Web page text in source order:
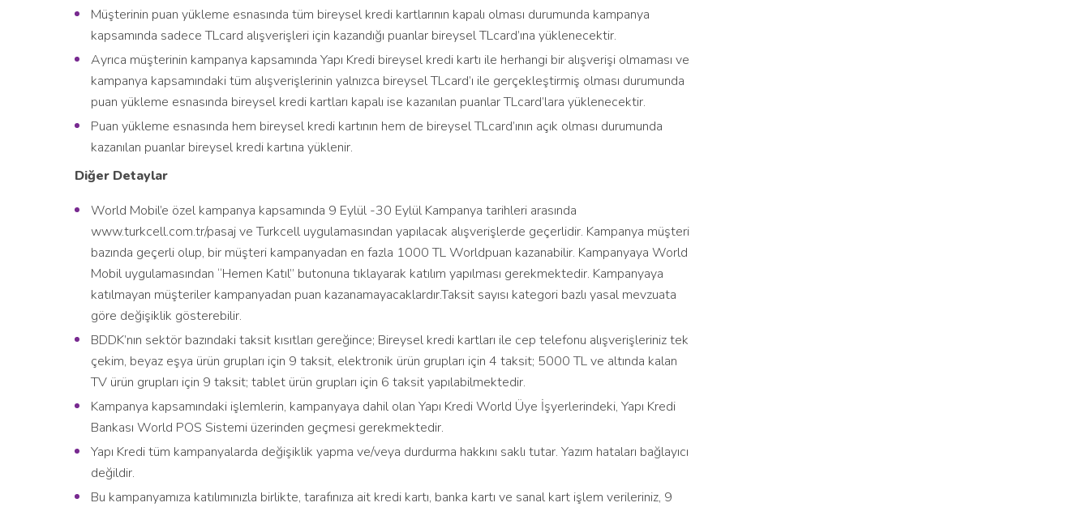
Müşterinin puan yükleme esnasında tüm bireysel kredi kartlarının kapalı olması durumunda kampanya
kapsamında sadece TLcard alışverişleri için kazandığı puanlar bireysel TLcard’ına yüklenecektir.
Ayrıca müşterinin kampanya kapsamında Yapı Kredi bireysel kredi kartı ile herhangi bir alışverişi olmaması ve
kampanya kapsamındaki tüm alışverişlerinin yalnızca bireysel TLcard’ı ile gerçekleştirmiş olması durumunda
puan yükleme esnasında bireysel kredi kartları kapalı ise kazanılan puanlar TLcard’lara yüklenecektir.
Puan yükleme esnasında hem bireysel kredi kartının hem de bireysel TLcard’ının açık olması durumunda
kazanılan puanlar bireysel kredi kartına yüklenir.
Diğer Detaylar
World Mobil’e özel kampanya kapsamında 9 Eylül -30 Eylül Kampanya tarihleri arasında
www.turkcell.com.tr/pasaj ve Turkcell uygulamasından yapılacak alışverişlerde geçerlidir. Kampanya müşteri
bazında geçerli olup, bir müşteri kampanyadan en fazla 1000 TL Worldpuan kazanabilir. Kampanyaya World
Mobil uygulamasından “Hemen Katıl” butonuna tıklayarak katılım yapılması gerekmektedir. Kampanyaya
katılmayan müşteriler kampanyadan puan kazanamayacaklardır.Taksit sayısı kategori bazlı yasal mevzuata
göre değişiklik gösterebilir.
BDDK’nın sektör bazındaki taksit kısıtları gereğince; Bireysel kredi kartları ile cep telefonu alışverişleriniz tek
çekim, beyaz eşya ürün grupları için 9 taksit, elektronik ürün grupları için 4 taksit; 5000 TL ve altında kalan
TV ürün grupları için 9 taksit; tablet ürün grupları için 6 taksit yapılabilmektedir.
Kampanya kapsamındaki işlemlerin, kampanyaya dahil olan Yapı Kredi World Üye İşyerlerindeki, Yapı Kredi
Bankası World POS Sistemi üzerinden geçmesi gerekmektedir.
Yapı Kredi tüm kampanyalarda değişiklik yapma ve/veya durdurma hakkını saklı tutar. Yazım hataları bağlayıcı
değildir.
Bu kampanyamıza katılımınızla birlikte, tarafınıza ait kredi kartı, banka kartı ve sanal kart işlem verileriniz, 9